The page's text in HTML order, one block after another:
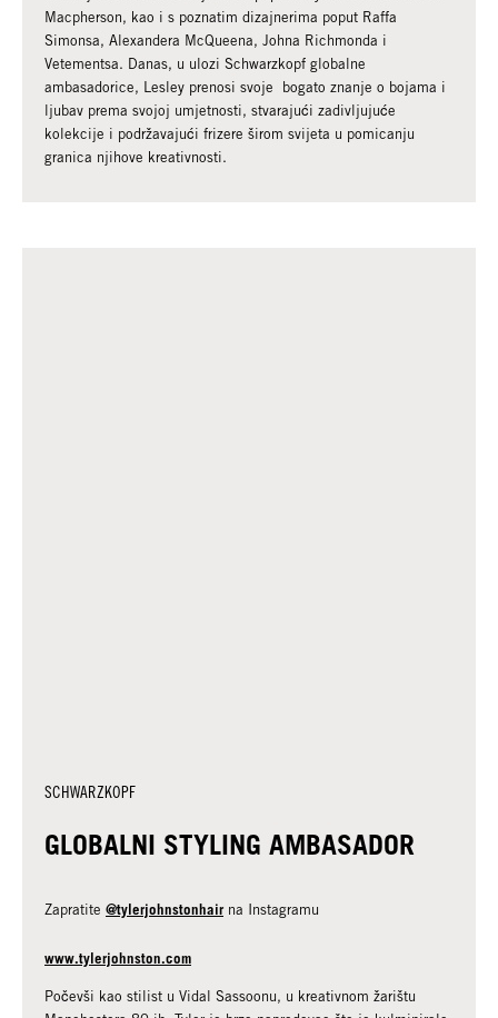
Macpherson, kao i s poznatim dizajnerima poput Raffa
Simonsa, Alexandera McQueena, Johna Richmonda i
Vetementsa. Danas, u ulozi Schwarzkopf globalne
ambasadorice, Lesley prenosi svoje bogato znanje o bojama i
ljubav prema svojoj umjetnosti, stvarajući zadivljujuće
kolekcije i podržavajući frizere širom svijeta u pomicanju
granica njihove kreativnosti.
SCHWARZKOPF
GLOBALNI STYLING AMBASADOR
Zapratite @tylerjohnstonhair na Instagramu
www.tylerjohnston.com
Počevši kao stilist u Vidal Sassoonu, u kreativnom žarištu